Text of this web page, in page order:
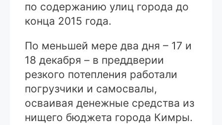
по содержанию улиц города до
конца 2015 года.
По меньшей мере два дня – 17 и
18 декабря – в преддверии
резкого потепления работали
погрузчики и самосвалы,
осваивая денежные средства из
нищего бюджета города Кимры.